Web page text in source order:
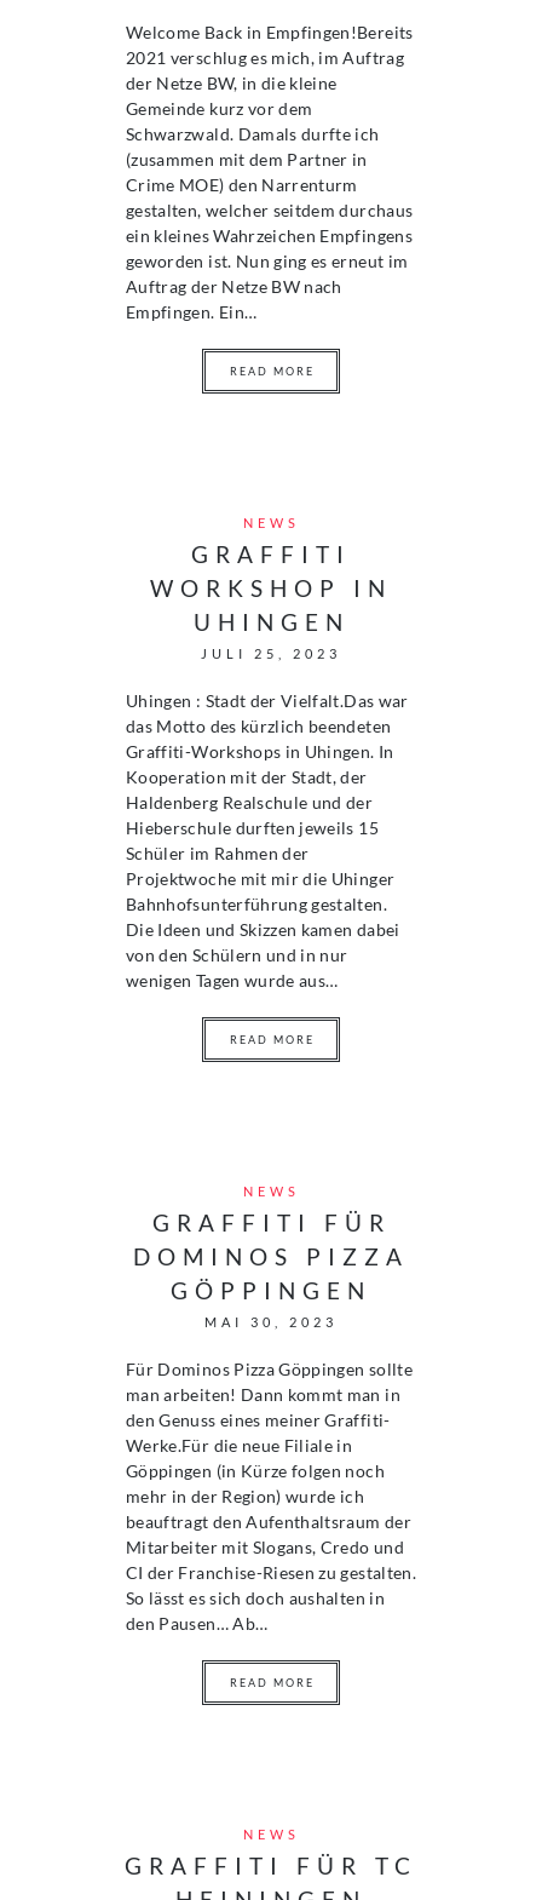
Welcome Back in Empfingen!Bereits
2021 verschlug es mich, im Auftrag
der Netze BW, in die kleine
Gemeinde kurz vor dem
Schwarzwald. Damals durfte ich
(zusammen mit dem Partner in
Crime MOE) den Narrenturm
gestalten, welcher seitdem durchaus
ein kleines Wahrzeichen Empfingens
geworden ist. Nun ging es erneut im
Auftrag der Netze BW nach
Empfingen. Ein…
READ MORE
NEWS
GRAFFITI
WORKSHOP IN
UHINGEN
JULI 25, 2023
Uhingen : Stadt der Vielfalt.Das war
das Motto des kürzlich beendeten
Graffiti-Workshops in Uhingen. In
Kooperation mit der Stadt, der
Haldenberg Realschule und der
Hieberschule durften jeweils 15
Schüler im Rahmen der
Projektwoche mit mir die Uhinger
Bahnhofsunterführung gestalten.
Die Ideen und Skizzen kamen dabei
von den Schülern und in nur
wenigen Tagen wurde aus…
READ MORE
NEWS
GRAFFITI FÜR
DOMINOS PIZZA
GÖPPINGEN
MAI 30, 2023
Für Dominos Pizza Göppingen sollte
man arbeiten! Dann kommt man in
den Genuss eines meiner Graffiti-
Werke.Für die neue Filiale in
Göppingen (in Kürze folgen noch
mehr in der Region) wurde ich
beauftragt den Aufenthaltsraum der
Mitarbeiter mit Slogans, Credo und
CI der Franchise-Riesen zu gestalten.
So lässt es sich doch aushalten in
den Pausen… Ab…
READ MORE
NEWS
GRAFFITI FÜR TC